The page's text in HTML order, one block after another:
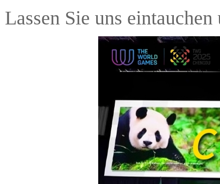
Lassen Sie uns